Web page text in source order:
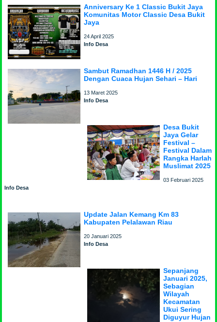
Anniversary Ke 1 Classic Bukit Jaya
Komunitas Motor Classic Desa Bukit
Jaya
24 April 2025
Info Desa
Sambut Ramadhan 1446 H / 2025
Dengan Cuaca Hujan Sehari – Hari
13 Maret 2025
Info Desa
Desa Bukit
Jaya Gelar
Festival –
Festival Dalam
Rangka Harlah
Muslimat 2025
03 Februari 2025
Info Desa
Update Jalan Kemang Km 83
Kabupaten Pelalawan Riau
20 Januari 2025
Info Desa
Sepanjang
Januari 2025,
Sebagian
Wilayah
Kecamatan
Ukui Sering
Diguyur Hujan